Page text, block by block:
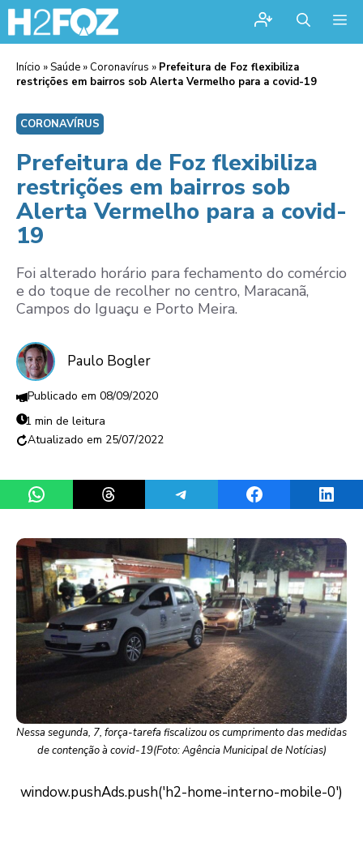
Início »Saúde » Coronavírus » Prefeitura de Foz flexibiliza
restrições em bairros sob Alerta Vermelho para a covid-19
CORONAVÍRUS
Prefeitura de Foz flexibiliza
restrições em bairros sob
Alerta Vermelho para a covid-
19
Foi alterado horário para fechamento do comércio
e do toque de recolher no centro, Maracanã,
Campos do Iguaçu e Porto Meira.
Paulo Bogler
08/09/2020
1 min de leitura
25/07/2022
Share on WhatsAppShare on ThreadsShare on TelegramShare on Facebook
Nessa segunda, 7, força-tarefa fiscalizou os cumprimento das medidas
de contenção à covid-19(Foto: Agência Municipal de Notícias)